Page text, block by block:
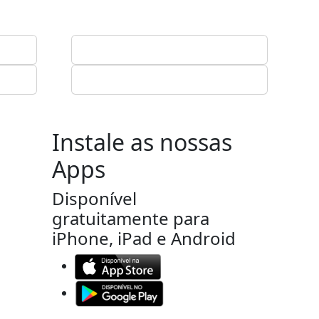
Instale as nossas
Apps
Disponível
gratuitamente para
iPhone, iPad e Android